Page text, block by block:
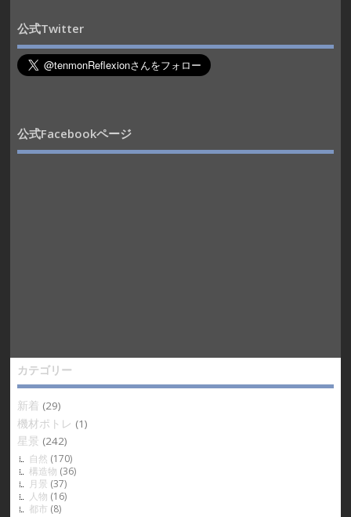
公式Twitter
公式Facebookページ
カテゴリー
新着 (29)
機材ポトレ (1)
星景 (242)
自然 (170)
構造物 (36)
月景 (37)
人物 (16)
都市 (8)